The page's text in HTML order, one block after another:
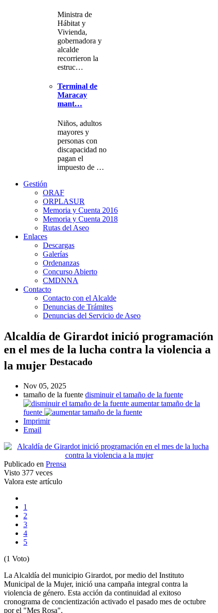
Ministra de
Hábitat y
Vivienda,
gobernadora y
alcalde
recorrieron la
estruc…
Terminal de
Maracay
mant…
Niños, adultos
mayores y
personas con
discapacidad no
pagan el
impuesto de …
Gestión
ORAF
ORPLASUR
Memoria y Cuenta 2016
Memoria y Cuenta 2018
Rutas del Aseo
Enlaces
Descargas
Galerías
Ordenanzas
Concurso Abierto
CMDNNA
Contacto
Contacto con el Alcalde
Denuncias de Trámites
Denuncias del Servicio de Aseo
Alcaldía de Girardot inició programación
en el mes de la lucha contra la violencia a
la mujer Destacado
Nov 05, 2025
tamaño de la fuente disminuir el tamaño de la fuente
aumentar tamaño de la
fuente
Imprimir
Email
Publicado en Prensa
Visto 377 veces
Valora este artículo
1
2
3
4
5
(1 Voto)
La Alcaldía del municipio Girardot, por medio del Instituto
Municipal de la Mujer, inició una campaña integral contra la
violencia de género. Esta acción da continuidad al exitoso
cronograma de concientización activado el pasado mes de octubre
por el "Mes Rosa".